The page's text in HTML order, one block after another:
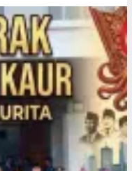
d
a
k
s
i